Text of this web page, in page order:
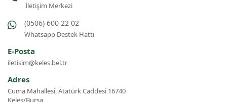
İletişim Merkezi
(0506) 600 22 02
Whatsapp Destek Hattı
E-Posta
iletisim@keles.bel.tr
Adres
Cuma Mahallesi, Atatürk Caddesi 16740
Keles/Bursa